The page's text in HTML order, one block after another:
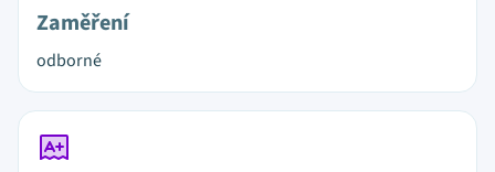
Zaměření
odborné